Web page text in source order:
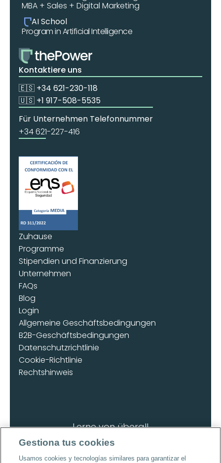
MBA + Sales + Digital Marketing
AI School
Program in Artificial Intelligence
Kontaktiere uns
🇪🇸 +34 621-230-118
🇺🇸 +1 917-508-5535
Für Unternehmen Telefonnummer
+34 621-227-416
Zuhause
Programme
Stipendien und Finanzierung
Unternehmen
FAQs
Blog
Login
Allgemeine Geschäftsbedingungen
B2B-Geschäftsbedingungen
Datenschutzrichtlinie
Cookie-Richtlinie
Rechtshinweis
Lerne von überall
Lade die App herunter
Gestiona tus cookies
Usamos cookies y tecnologías similares para garantizar el